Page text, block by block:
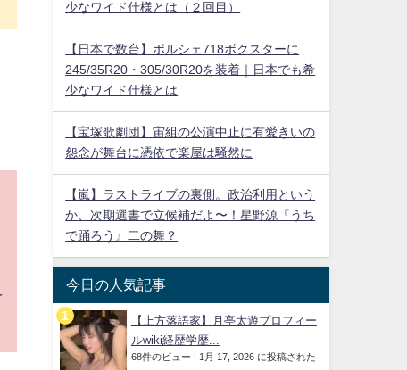
少なワイド仕様とは（２回目）
【日本で数台】ポルシェ718ボクスターに
245/35R20・305/30R20を装着｜日本でも希
少なワイド仕様とは
【宝塚歌劇団】宙組の公演中止に有愛きいの
怨念が舞台に憑依で楽屋は騒然に
【嵐】ラストライブの裏側。政治利用という
か、次期選書で立候補だよ〜！星野源『うち
で踊ろう』二の舞？
今日の人気記事
【上方落語家】月亭太遊プロフィー
ルwiki経歴学歴...
68件のビュー | 1月 17, 2026 に投稿された